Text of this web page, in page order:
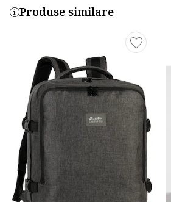
Produse similare